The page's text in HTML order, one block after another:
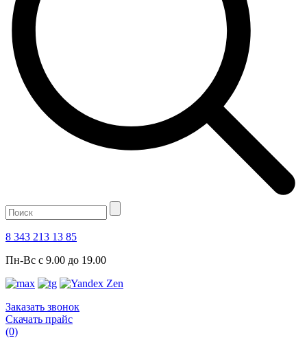
8 343 213 13 85
Пн-Вс с 9.00 до 19.00
Заказать звонок
Скачать прайс
(0)